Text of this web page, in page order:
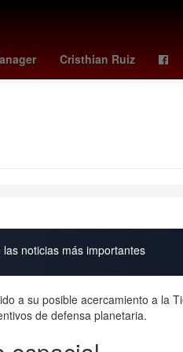
Cristhian Ruiz
- reds
vota la casa de los
noticias más importantes
a su posible acercamiento a la
de defensa planetaria.